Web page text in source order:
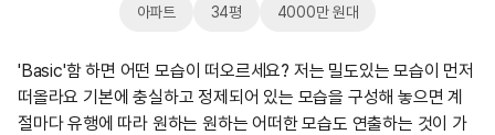
아파트 34평 4000만 원대
'Basic'함 하면 어떤 모습이 떠오르세요? 저는 밀도있는 모습이 먼저
떠올라요 기본에 충실하고 정제되어 있는 모습을 구성해 놓으면 계
절마다 유행에 따라 원하는 원하는 어떠한 모습도 연출하는 것이 가